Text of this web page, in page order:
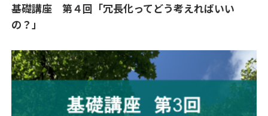
基礎講座 第４回「冗長化ってどう考えればいい
の？」